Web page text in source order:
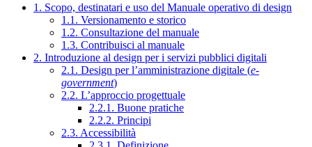
1. Scopo, destinatari e uso del Manuale operativo di design
1.1. Versionamento e storico
1.2. Consultazione del manuale
1.3. Contribuisci al manuale
2. Introduzione al design per i servizi pubblici digitali
2.1. Design per l’amministrazione digitale (e-
government)
2.2. L’approccio progettuale
2.2.1. Buone pratiche
2.2.2. Principi
2.3. Accessibilità